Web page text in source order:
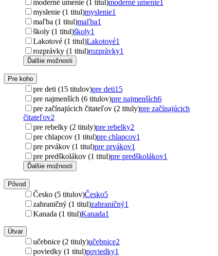
moderné umenie (1 titul)moderné umenie1
myslenie (1 titul)myslenie1
maľba (1 titul)maľba1
školy (1 titul)školy1
Lakotové (1 titul)Lakotové1
rozprávky (1 titul)rozprávky1
Ďalšie možnosti
Pre koho
pre deti (15 titulov)pre deti15
pre najmenších (6 titulov)pre najmenších6
pre začínajúcich čitateľov (2 tituly)pre začínajúcich
čitateľov2
pre rebelky (2 tituly)pre rebelky2
pre chlapcov (1 titul)pre chlapcov1
pre prvákov (1 titul)pre prvákov1
pre predškolákov (1 titul)pre predškolákov1
Ďalšie možnosti
Pôvod
Česko (5 titulov)Česko5
zahraničný (1 titul)zahraničný1
Kanada (1 titul)Kanada1
Útvar
učebnice (2 tituly)učebnice2
poviedky (1 titul)poviedky1